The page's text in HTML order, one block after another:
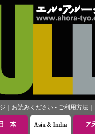
お読みください - ご利用方法